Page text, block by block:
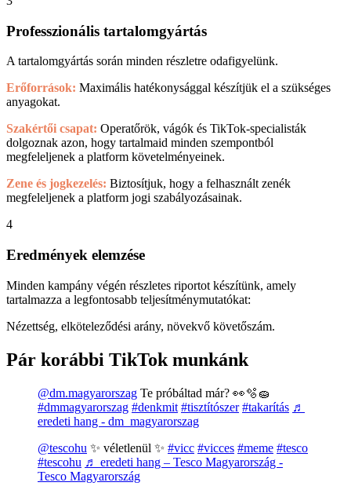
Professzionális tartalomgyártás
A tartalomgyártás során minden részletre odafigyelünk.
Erőforrások: Maximális hatékonysággal készítjük el a szükséges
anyagokat.
Szakértői csapat: Operatőrök, vágók és TikTok-specialisták
dolgoznak azon, hogy tartalmaid minden szempontból
megfeleljenek a platform követelményeinek.
Zene és jogkezelés: Biztosítjuk, hogy a felhasznált zenék
megfeleljenek a platform jogi szabályozásainak.
4
Eredmények elemzése
Minden kampány végén részletes riportot készítünk, amely
tartalmazza a legfontosabb teljesítménymutatókat:
Nézettség, elköteleződési arány, növekvő követőszám.
Pár korábbi TikTok munkánk
@dm.magyarorszag Te próbáltad már? 👀🫧🧽
#dmmagyarorszag #denkmit #tisztítószer #takarítás ♬
eredeti hang - dm_magyarorszag
@tescohu ✨ véletlenül ✨ #vicc #vicces #meme #tesco
#tescohu ♬ eredeti hang – Tesco Magyarország -
Tesco Magyarország